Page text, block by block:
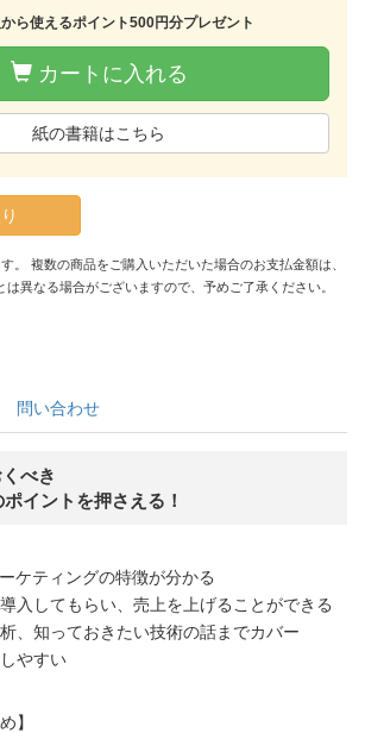
ら使えるポイント500円分プレゼント
カートに入れる
紙の書籍はこちら
。 複数の商品をご購入いただいた場合のお支払金額は、
は異なる場合がございますので、予めご了承ください。
問い合わせ
べき
イントを押さえる！
ケティングの特徴が分かる
入してもらい、売上を上げることができる
、知っておきたい技術の話までカバー
やすい
】